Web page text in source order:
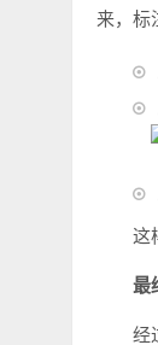
来，标
这
最
经